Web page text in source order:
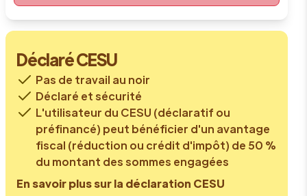
Déclaré CESU
Pas de travail au noir
Déclaré et sécurité
L'utilisateur du CESU (déclaratif ou
préfinancé) peut bénéficier d'un avantage
fiscal (réduction ou crédit d'impôt) de 50 %
du montant des sommes engagées
En savoir plus sur la déclaration CESU